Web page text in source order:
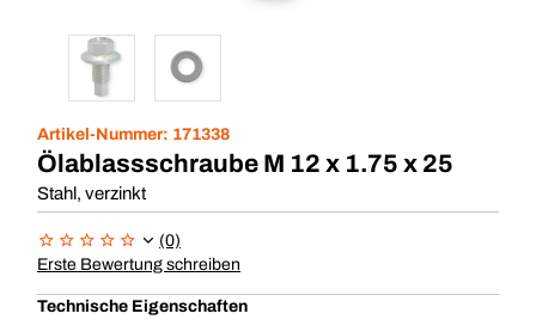
Artikel-Nummer: 171338
Ölablassschraube M 12 x 1.75 x 25
Stahl, verzinkt
(0)
Erste Bewertung schreiben
Technische Eigenschaften